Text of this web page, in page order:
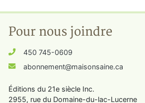
Pour nous joindre
450 745-0609
abonnement@maisonsaine.ca
Éditions du 21e siècle Inc.
2955, rue du Domaine-du-lac-Lucerne